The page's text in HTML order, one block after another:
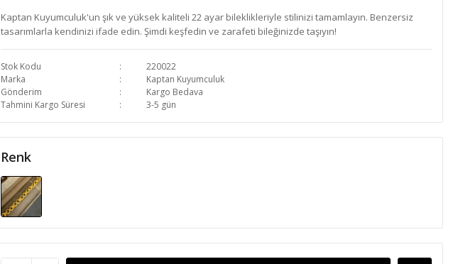
Kaptan Kuyumculuk'un şık ve yüksek kaliteli 22 ayar bileklikleriyle stilinizi tamamlayın. Benzersiz
tasarımlarla kendinizi ifade edin. Şimdi keşfedin ve zarafeti bileğinizde taşıyın!
Stok Kodu
220022
Marka
Kaptan Kuyumculuk
Gönderim
Kargo Bedava
Tahmini Kargo Süresi
3-5 gün
Renk